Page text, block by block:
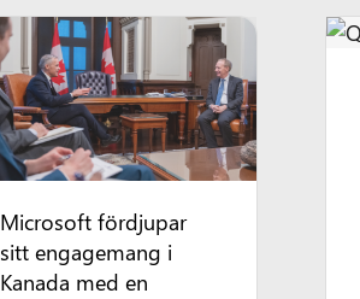
Microsoft fördjupar
sitt engagemang i
Kanada med en